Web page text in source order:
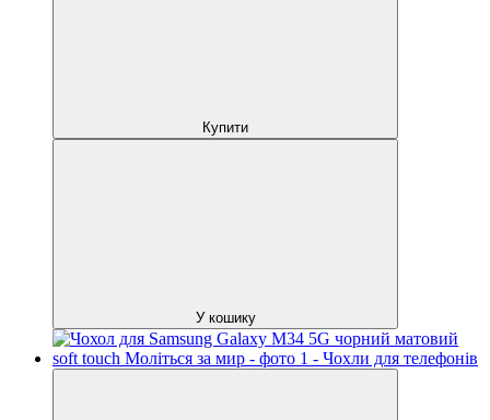
Купити
У кошику